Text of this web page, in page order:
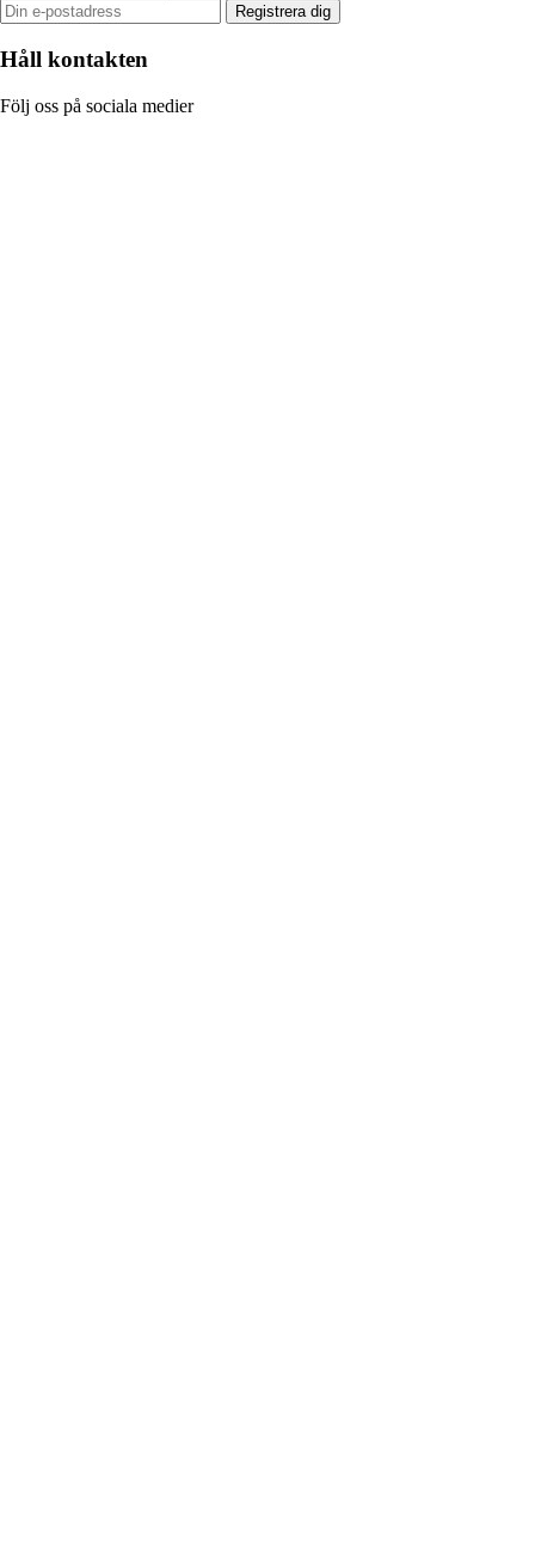
Registrera dig
Håll kontakten
Följ oss på sociala medier